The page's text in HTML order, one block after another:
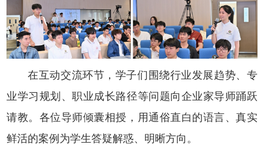
在互动交流环节，学子们围绕行业发展趋势、专
业学习规划、职业成长路径等问题向企业家导师踊跃
请教。各位导师倾囊相授，用通俗直白的语言、真实
鲜活的案例为学生答疑解惑、明晰方向。